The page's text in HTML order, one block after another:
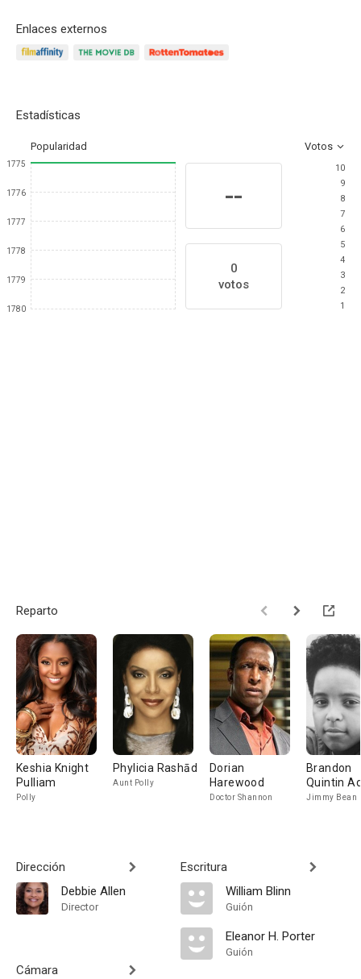
Enlaces externos
Estadísticas
Popularidad Votos
1775
1776
1777
1778
1779
1780
--
0
votos
10
9
8
7
6
5
4
3
2
1
Reparto
Keshia Knight
Pulliam
Polly
Phylicia Rashād
Aunt Polly
Dorian
Harewood
Doctor Shannon
Brandon
Quintin
Jimmy Bean
Dirección
Debbie Allen
Director
Cámara
Escritura
William Blinn
Guión
Eleanor H. Porter
Guión